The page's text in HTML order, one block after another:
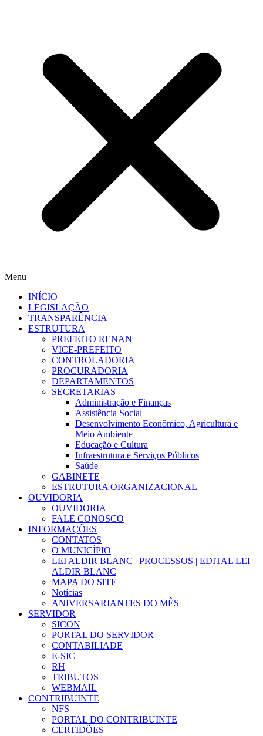
Menu
INÍCIO
LEGISLAÇÃO
TRANSPARÊNCIA
ESTRUTURA
PREFEITO RENAN
VICE-PREFEITO
CONTROLADORIA
PROCURADORIA
DEPARTAMENTOS
SECRETARIAS
Administração e Finanças
Assistência Social
Desenvolvimento Econômico, Agricultura e
Meio Ambiente
Educação e Cultura
Infraestrutura e Serviços Públicos
Saúde
GABINETE
ESTRUTURA ORGANIZACIONAL
OUVIDORIA
OUVIDORIA
FALE CONOSCO
INFORMAÇÕES
CONTATOS
O MUNICÍPIO
LEI ALDIR BLANC | PROCESSOS | EDITAL LEI
ALDIR BLANC
MAPA DO SITE
Notícias
ANIVERSARIANTES DO MÊS
SERVIDOR
SICON
PORTAL DO SERVIDOR
CONTABILIADE
E-SIC
RH
TRIBUTOS
WEBMAIL
CONTRIBUINTE
NFS
PORTAL DO CONTRIBUINTE
CERTIDÕES